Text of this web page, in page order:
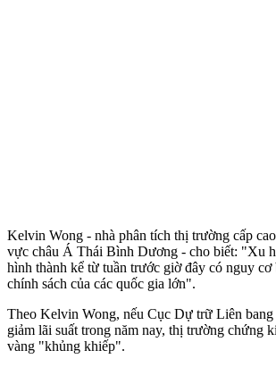
Kelvin Wong - nhà phân tích thị trường cấp
vực châu Á Thái Bình Dương - cho biết: "Xu
hình thành kể từ tuần trước giờ đây có nguy
chính sách của các quốc gia lớn".
Theo Kelvin Wong, nếu Cục Dự trữ Liên
giảm lãi suất trong năm nay, thị trường chứng
vàng "khủng khiếp".